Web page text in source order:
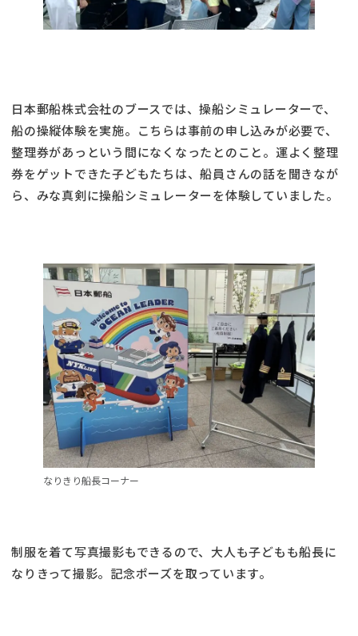
日本郵船株式会社のブースでは、操船シミュレーターで、
船の操縦体験を実施。こちらは事前の申し込みが必要で、
整理券があっという間になくなったとのこと。運よく整理
券をゲットできた子どもたちは、船員さんの話を聞きなが
ら、みな真剣に操船シミュレーターを体験していました。
なりきり船長コーナー
制服を着て写真撮影もできるので、大人も子どもも船長に
なりきって撮影。記念ポーズを取っています。